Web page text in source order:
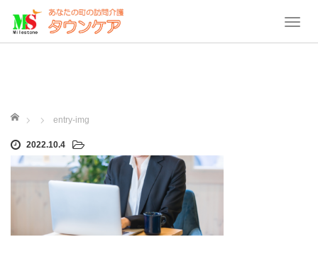
T
o
ホーム entry-img
2022.10.4